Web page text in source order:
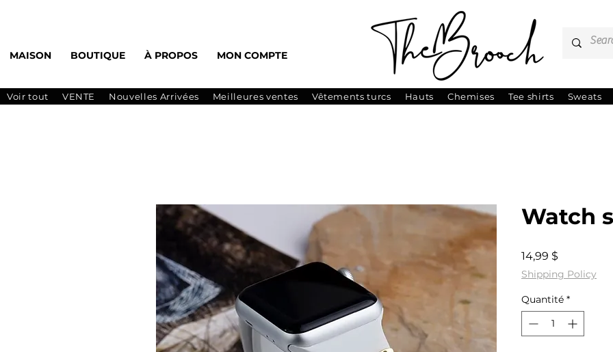
MAISON BOUTIQUE À PROPOS MON COMPTE
Voir tout VENTE Nouvelles Arrivées Meilleures ventes Vêtements turcs Hauts Chemises Tee shirts Sweats
Watch
14,99 $
Shipping Policy
Quantité *